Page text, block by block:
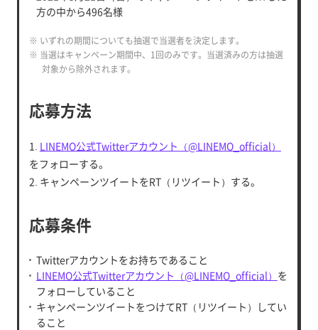
方の中から496名様
※ いずれの期間についても抽選で当選者を決定します。
※ 当選はキャンペーン期間中、1回のみです。当選済みの方は抽選
対象から除外されます。
応募方法
1. LINEMO公式Twitterアカウント（@LINEMO_official）
をフォローする。
2. キャンペーンツイートをRT（リツイート）する。
応募条件
Twitterアカウントをお持ちであること
LINEMO公式Twitterアカウント（@LINEMO_official） を
フォローしていること
キャンペーンツイートをつけてRT（リツイート）してい
ること